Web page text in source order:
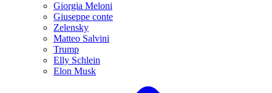
Giorgia Meloni
Giuseppe conte
Zelensky
Matteo Salvini
Trump
Elly Schlein
Elon Musk